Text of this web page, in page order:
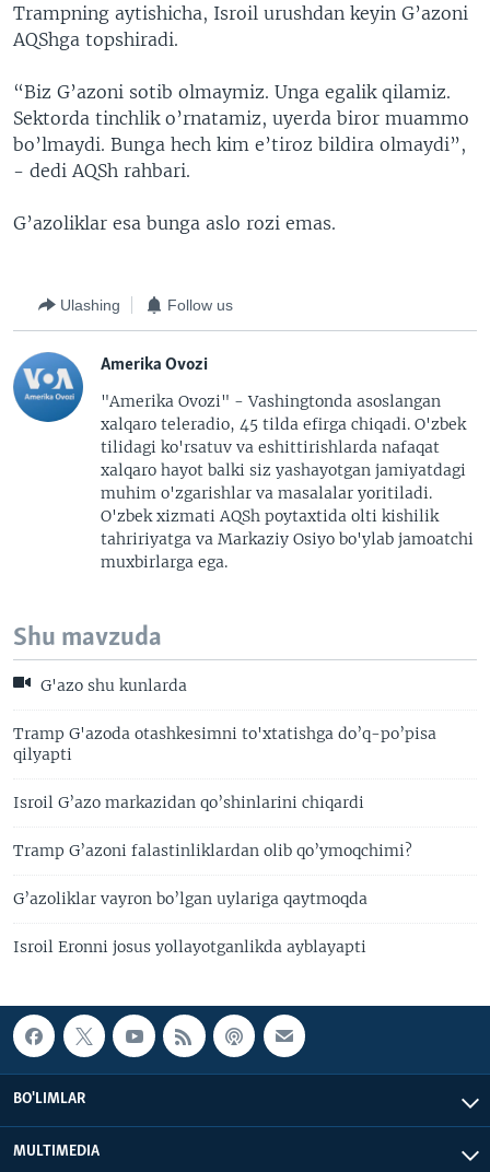
Trampning aytishicha, Isroil urushdan keyin G’azoni
AQShga topshiradi.
“Biz G’azoni sotib olmaymiz. Unga egalik qilamiz.
Sektorda tinchlik o’rnatamiz, uyerda biror muammo
bo’lmaydi. Bunga hech kim e’tiroz bildira olmaydi”,
- dedi AQSh rahbari.
G’azoliklar esa bunga aslo rozi emas.
Ulashing Follow us
Amerika Ovozi
"Amerika Ovozi" - Vashingtonda asoslangan
xalqaro teleradio, 45 tilda efirga chiqadi. O'zbek
tilidagi ko'rsatuv va eshittirishlarda nafaqat
xalqaro hayot balki siz yashayotgan jamiyatdagi
muhim o'zgarishlar va masalalar yoritiladi.
O'zbek xizmati AQSh poytaxtida olti kishilik
tahririyatga va Markaziy Osiyo bo'ylab jamoatchi
muxbirlarga ega.
Shu mavzuda
G'azo shu kunlarda
Tramp G'azoda otashkesimni to'xtatishga do’q-po’pisa
qilyapti
Isroil G’azo markazidan qo’shinlarini chiqardi
Tramp G’azoni falastinliklardan olib qo’ymoqchimi?
G’azoliklar vayron bo’lgan uylariga qaytmoqda
Isroil Eronni josus yollayotganlikda ayblayapti
BO'LIMLAR
MULTIMEDIA